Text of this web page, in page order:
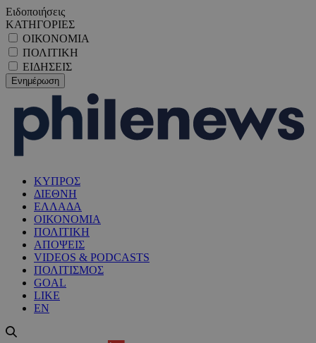
Ειδοποιήσεις
ΚΑΤΗΓΟΡΙΕΣ
ΟΙΚΟΝΟΜΙΑ
ΠΟΛΙΤΙΚΗ
ΕΙΔΗΣΕΙΣ
ΚΥΠΡΟΣ
ΔΙΕΘΝΗ
ΕΛΛΑΔΑ
ΟΙΚΟΝΟΜΙΑ
ΠΟΛΙΤΙΚΗ
ΑΠΟΨΕΙΣ
VIDEOS & PODCASTS
ΠΟΛΙΤΙΣΜΟΣ
GOAL
LIKE
EN